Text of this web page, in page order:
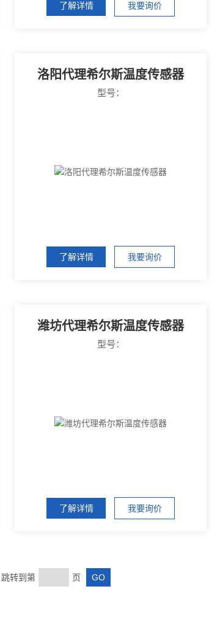
了解详情 我要询价
洛阳代理希尔斯温度传感器
型号：
了解详情 我要询价
潍坊代理希尔斯温度传感器
型号：
了解详情 我要询价
跳转到第 页